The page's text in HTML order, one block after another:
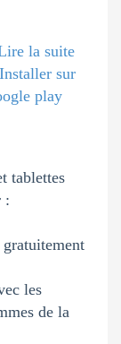
tablettes
:
les
de la